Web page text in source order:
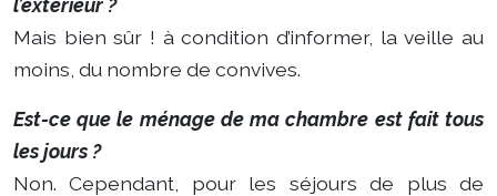
l’extérieur ?
Mais bien sûr ! à condition d’informer, la veille au
moins, du nombre de convives.
Est-ce que le ménage de ma chambre est fait tous
les jours ?
Non. Cependant, pour les séjours de plus de